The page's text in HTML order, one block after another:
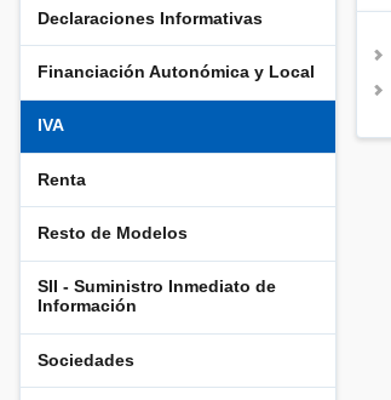
Declaraciones Informativas
Financiación Autonómica y Local
IVA
Renta
Resto de Modelos
SII - Suministro Inmediato de
Información
Sociedades